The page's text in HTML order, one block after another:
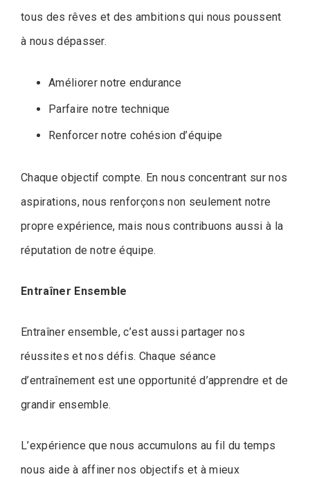
tous des rêves et des ambitions qui nous poussent
à nous dépasser.
Améliorer notre endurance
Parfaire notre technique
Renforcer notre cohésion d’équipe
Chaque objectif compte. En nous concentrant sur nos
aspirations, nous renforçons non seulement notre
propre expérience, mais nous contribuons aussi à la
réputation de notre équipe.
Entraîner Ensemble
Entraîner ensemble, c’est aussi partager nos
réussites et nos défis. Chaque séance
d’entraînement est une opportunité d’apprendre et de
grandir ensemble.
L’expérience que nous accumulons au fil du temps
nous aide à affiner nos objectifs et à mieux